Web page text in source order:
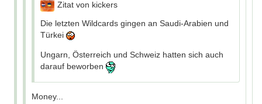
Zitat von kickers
Die letzten Wildcards gingen an Saudi-Arabien und
Türkei
Ungarn, Österreich und Schweiz hatten sich auch
darauf beworben
Money...